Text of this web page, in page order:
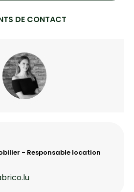
DE CONTACT
- Responsable location